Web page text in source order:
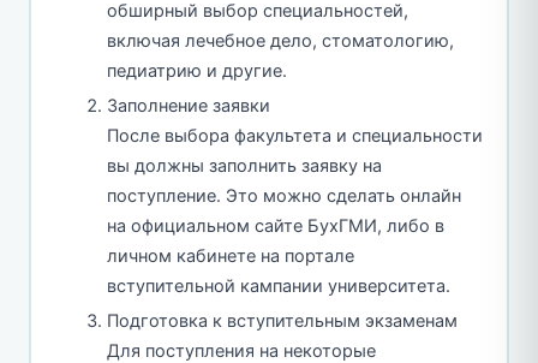
обширный выбор специальностей,
включая лечебное дело, стоматологию,
педиатрию и другие.
Заполнение заявки
После выбора факультета и специальности
вы должны заполнить заявку на
поступление. Это можно сделать онлайн
на официальном сайте БухГМИ, либо в
личном кабинете на портале
вступительной кампании университета.
Подготовка к вступительным экзаменам
Для поступления на некоторые